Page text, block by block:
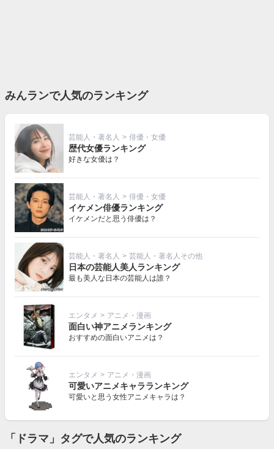
みんランで人気のランキング
芸能人・著名人 > 俳優・女優
歴代女優ランキング
好きな女優は？
芸能人・著名人 > 俳優・女優
イケメン俳優ランキング
イケメンだと思う俳優は？
芸能人・著名人 > 芸能人・著名人その他
日本の芸能人美人ランキング
最も美人な日本の芸能人は誰？
エンタメ > アニメ・漫画
面白い神アニメランキング
おすすめの面白いアニメは？
エンタメ > アニメ・漫画
可愛いアニメキャラランキング
可愛いと思う女性アニメキャラは？
「ドラマ」タグで人気のランキング